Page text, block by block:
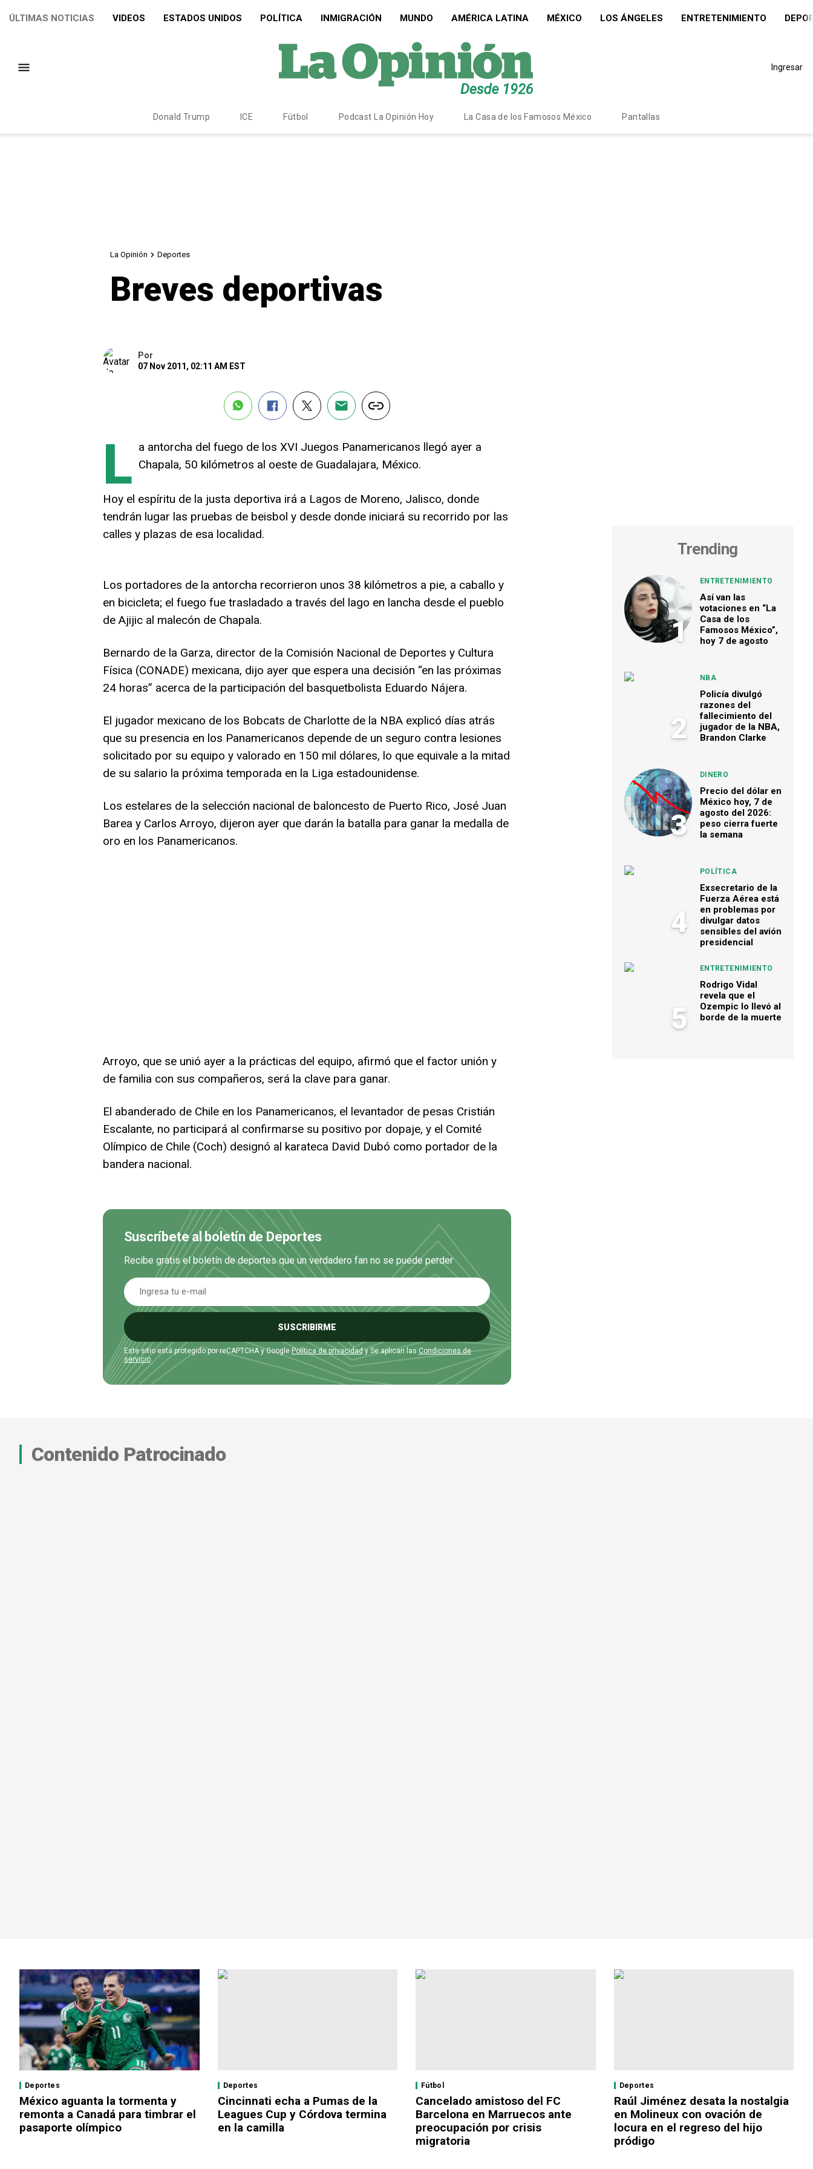
ÚLTIMAS NOTICIAS VIDEOS ESTADOS UNIDOS POLÍTICA INMIGRACIÓN MUNDO AMÉRICA LATINA MÉXICO LOS ÁNGELES ENTRETENIMIENTO
Ingresar
Donald Trump ICE Fútbol Podcast La Opinión Hoy La Casa de los Famosos México Pantallas
La Opinión Deportes
Breves deportivas
Por
07 Nov 2011, 02:11 AM EST
L a antorcha del fuego de los XVI Juegos Panamericanos llegó ayer a
Chapala, 50 kilómetros al oeste de Guadalajara, México.
Hoy el espíritu de la justa deportiva irá a Lagos de Moreno, Jalisco, donde
tendrán lugar las pruebas de beisbol y desde donde iniciará su recorrido por las
calles y plazas de esa localidad.
Los portadores de la antorcha recorrieron unos 38 kilómetros a pie, a caballo y
en bicicleta; el fuego fue trasladado a través del lago en lancha desde el pueblo
de Ajijic al malecón de Chapala.
Bernardo de la Garza, director de la Comisión Nacional de Deportes y Cultura
Física (CONADE) mexicana, dijo ayer que espera una decisión “en las próximas
24 horas” acerca de la participación del basquetbolista Eduardo Nájera.
El jugador mexicano de los Bobcats de Charlotte de la NBA explicó días atrás
que su presencia en los Panamericanos depende de un seguro contra lesiones
solicitado por su equipo y valorado en 150 mil dólares, lo que equivale a la mitad
de su salario la próxima temporada en la Liga estadounidense.
Los estelares de la selección nacional de baloncesto de Puerto Rico, José Juan
Barea y Carlos Arroyo, dijeron ayer que darán la batalla para ganar la medalla de
oro en los Panamericanos.
Arroyo, que se unió ayer a la prácticas del equipo, afirmó que el factor unión y
de familia con sus compañeros, será la clave para ganar.
El abanderado de Chile en los Panamericanos, el levantador de pesas Cristián
Escalante, no participará al confirmarse su positivo por dopaje, y el Comité
Olímpico de Chile (Coch) designó al karateca David Dubó como portador de la
bandera nacional.
Suscríbete al boletín de Deportes
Recibe gratis el boletín de deportes que un verdadero fan no se puede perder
SUSCRIBIRME
Este sitio está protegido por reCAPTCHA y Google Política de privacidady Se aplican las Condiciones de
servicio.
Trending
1
ENTRETENIMIENTO
Así van las
votaciones en “La
Casa de los
Famosos México”,
hoy 7 de agosto
2
NBA
Policía divulgó
razones del
fallecimiento del
jugador de la NBA,
Brandon Clarke
3
DINERO
Precio del dólar en
México hoy, 7 de
agosto del 2026:
peso cierra fuerte
la semana
4
POLÍTICA
Exsecretario de la
Fuerza Aérea está
en problemas por
divulgar datos
sensibles del avión
presidencial
5
ENTRETENIMIENTO
Rodrigo Vidal
revela que el
Ozempic lo llevó al
borde de la muerte
Contenido Patrocinado
Deportes
México aguanta la tormenta y
remonta a Canadá para timbrar el
pasaporte olímpico
Deportes
Cincinnati echa a Pumas de la
Leagues Cup y Córdova termina
en la camilla
Fútbol
Cancelado amistoso del FC
Barcelona en Marruecos ante
preocupación por crisis
migratoria
Deportes
Raúl Jiménez desata la nostalgia
en Molineux con ovación de
locura en el regreso del hijo
pródigo